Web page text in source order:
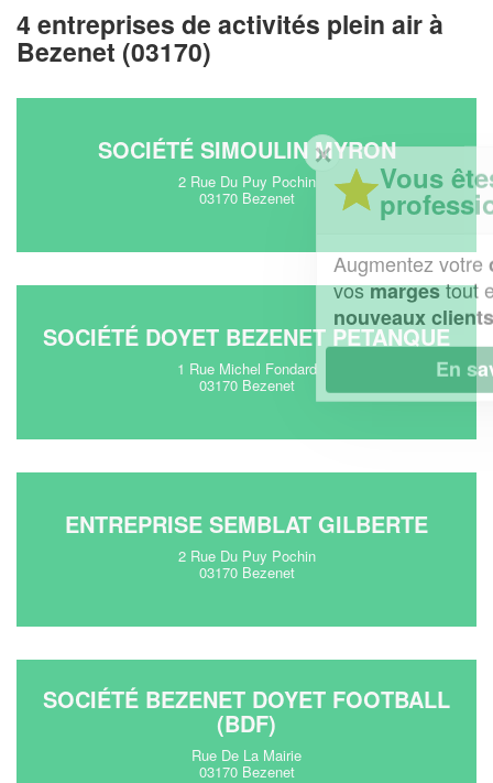
4 entreprises de activités plein air à
Bezenet (03170)
SOCIÉTÉ SIMOULIN MYRON
2 Rue Du Puy Pochin
03170 Bezenet
SOCIÉTÉ DOYET BEZENET PETANQUE
1 Rue Michel Fondard
03170 Bezenet
ENTREPRISE SEMBLAT GILBERTE
2 Rue Du Puy Pochin
03170 Bezenet
SOCIÉTÉ BEZENET DOYET FOOTBALL
(BDF)
Rue De La Mairie
03170 Bezenet
✕
Vous êtes un
professionnel ?
chiffre d'affaireset
vosmargestout en gagnant de
En savoir plus